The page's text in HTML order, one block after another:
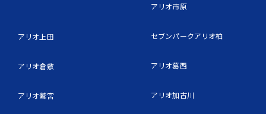
アリオ上田
アリオ倉敷
アリオ鷲宮
アリオ市原
セブンパークアリオ柏
アリオ葛西
アリオ加古川